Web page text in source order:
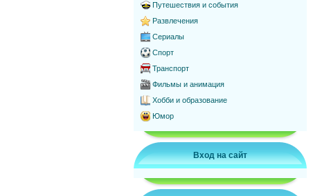
Путешествия и события
Развлечения
Сериалы
Спорт
Транспорт
Фильмы и анимация
Хобби и образование
Юмор
Вход на сайт